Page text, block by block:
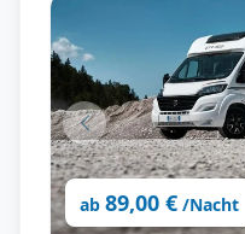
ab 89,00 € /Nacht